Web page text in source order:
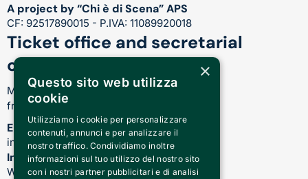
A project by “Chi è di Scena” APS
CF: 92517890015 - P.IVA: 11089920018
Ticket office and secretarial
opening hours
Monday-Friday:
from 17.00 to 21.00
Email
info@teatrocardinalmassaia.com
Information on shows and theater
WhatsApp: 344 410 4477
×
Questo sito web utilizza
cookie
Utilizziamo i cookie per personalizzare
contenuti, annunci e per analizzare il
nostro traffico. Condividiamo inoltre
informazioni sul tuo utilizzo del nostro sito
con i nostri partner pubblicitari e di analisi